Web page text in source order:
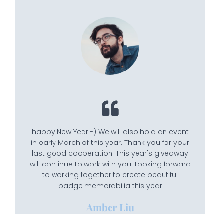
happy New Year:-) We will also hold an event
in early March of this year. Thank you for your
last good cooperation. This year's giveaway
will continue to work with you. Looking forward
to working together to create beautiful
badge memorabilia this year
Amber Liu